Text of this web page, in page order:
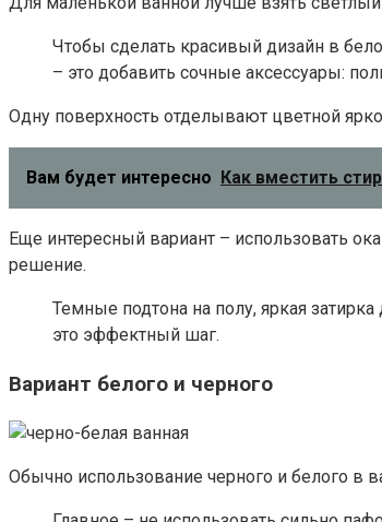
Чтобы сделать красивый дизайн в
– это добавить сочные аксессуары:
Одну поверхность отделывают цветной
Вам будет интересно Как вместить
Еще интересный вариант – использовать
решение.
Темные подтона на полу, яркая
это эффектный шаг.
Вариант белого и черного
Обычно использование черного и белого в